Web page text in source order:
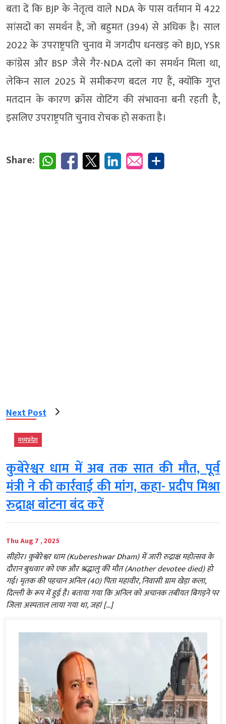
बता दें कि BJP के नेतृत्व वाले NDA के पास वर्तमान में 422
सांसदों का समर्थन है, जो बहुमत (394) से अधिक है। साल
2022 के उपराष्ट्रपति चुनाव में जगदीप धनखड़ को BJD, YSR
कांग्रेस और BSP जैसे गैर-NDA दलों का समर्थन मिला था,
लेकिन साल 2025 में समीकरण बदल गए हैं, क्योंकि गुप्त
मतदान के कारण क्रॉस वोटिंग की संभावना बनी रहती है,
इसलिए उपराष्ट्रपति चुनाव रोचक हो सकता है।
Share:
Next Post
मध्‍यप्रदेश
कुबेरेश्वर धाम में अब तक सात की मौत, पूर्व
मंत्री ने की कार्रवाई की मांग, कहा- प्रदीप मिश्रा
रुद्राक्ष बांटना बंद करें
Thu Aug 7 , 2025
सीहोर। कुबेरेश्वर धाम (Kubereshwar Dham) में जारी रुद्राक्ष महोत्सव के
दौरान बुधवार को एक और श्रद्धालु की मौत (Another devotee died) हो
गई। मृतक की पहचान अनिल (40) पिता महावीर, निवासी ग्राम खेड़ा कला,
दिल्ली के रूप में हुई है। बताया गया कि अनिल को अचानक तबीयत बिगड़ने पर
जिला अस्पताल लाया गया था, जहां […]